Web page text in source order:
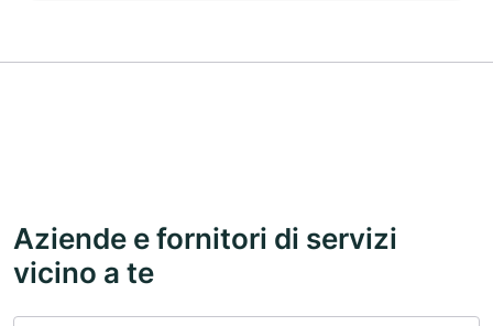
Aziende e fornitori di servizi
vicino a te